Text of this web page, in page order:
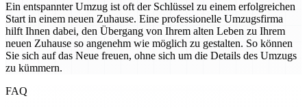
Ein entspannter Umzug ist oft der Schlüssel zu einem erfolgreichen
Start in einem neuen Zuhause. Eine professionelle Umzugsfirma
hilft Ihnen dabei, den Übergang von Ihrem alten Leben zu Ihrem
neuen Zuhause so angenehm wie möglich zu gestalten. So können
Sie sich auf das Neue freuen, ohne sich um die Details des Umzugs
zu kümmern.
FAQ